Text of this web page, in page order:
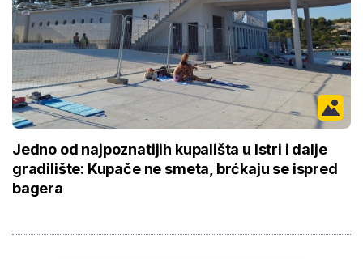
Jedno od najpoznatijih kupališta u Istri i dalje
gradilište: Kupače ne smeta, brćkaju se ispred
bagera